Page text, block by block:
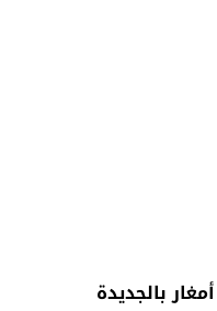
بالجديدة